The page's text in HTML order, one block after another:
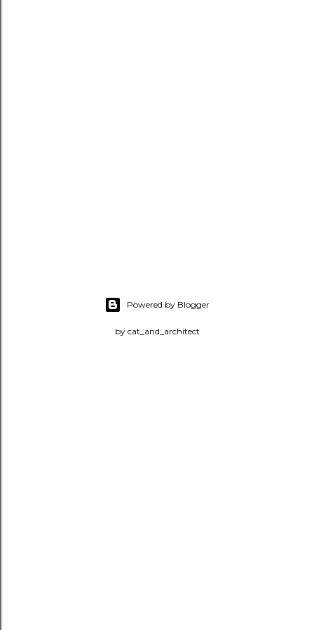
Powered by Blogger
by cat_and_architect